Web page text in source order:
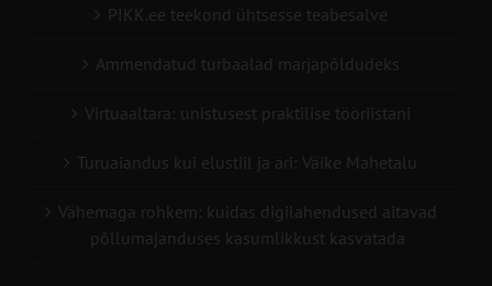
PIKK.ee teekond ühtsesse teabesalve
Ammendatud turbaalad marjapõldudeks
Virtuaaltara: unistusest praktilise tööriistani
Turuaiandus kui elustiil ja äri: Väike Mahetalu
Vähemaga rohkem: kuidas digilahendused aitavad
põllumajanduses kasumlikkust kasvatada